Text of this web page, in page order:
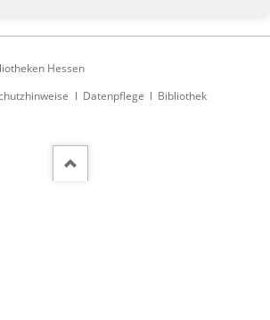
Hessen
Datenpflege
Bibliothek